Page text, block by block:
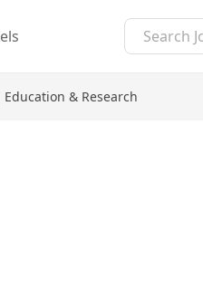
Education & Research